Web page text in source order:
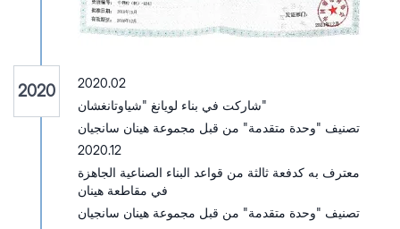
2020
2020.02
شاركت في بناء لويانغ "شياوتانغشان"
تصنيف "وحدة متقدمة" من قبل مجموعة هينان سانجيان
2020.12
معترف به كدفعة ثالثة من قواعد البناء الصناعية الجاهزة
في مقاطعة هينان
تصنيف "وحدة متقدمة" من قبل مجموعة هينان سانجيان